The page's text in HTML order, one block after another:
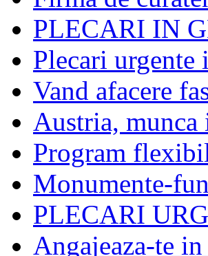
PLECARI IN
Plecari
Vand afacere
Austria, munca
Program
Monumente-
PLECARI
Angajeaza-te